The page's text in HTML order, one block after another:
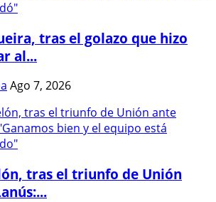
tras el golazo que hizo
al...
Ago 7, 2026
tras el triunfo de Unión